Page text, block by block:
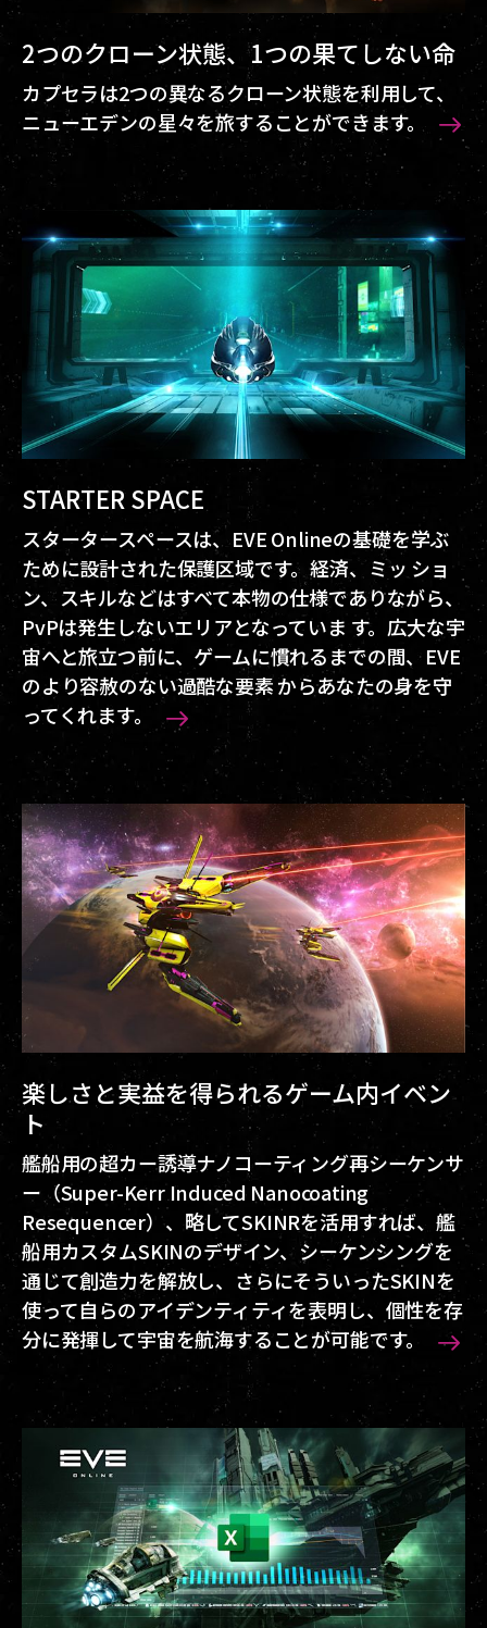
2つのクローン状態、1つの果てしない命
カプセラは2つの異なるクローン状態を利用して、
ニューエデンの星々を旅することができます。
STARTER SPACE
スタータースペースは、EVE Onlineの基礎を学ぶ
ために設計された保護区域です。経済、ミッ ショ
ン、スキルなどはすべて本物の仕様でありながら、
PvPは発生しないエリアとなっていま す。広大な宇
宙へと旅立つ前に、ゲームに慣れるまでの間、EVE
のより容赦のない過酷な要素 からあなたの身を守
ってくれます。
楽しさと実益を得られるゲーム内イベン
ト
艦船用の超カー誘導ナノコーティング再シーケンサ
ー（Super-Kerr Induced Nanocoating
Resequencer）、略してSKINRを活用すれば、艦
船用カスタムSKINのデザイン、シーケンシングを
通じて創造力を解放し、さらにそういったSKINを
使って自らのアイデンティティを表明し、個性を存
分に発揮して宇宙を航海することが可能です。